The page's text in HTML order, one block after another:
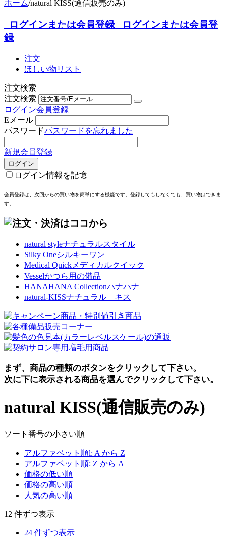
ホーム/natural KISS(通信販売のみ)
ログインまたは会員登録
ログインまたは会員登
録
注文
ほしい物リスト
注文検索
注文検索
ログイン会員登録
Eメール
パスワードパスワードを忘れました
新規会員登録
ログイン
ログイン情報を記憶
会員登録は、次回からの買い物を簡単にする機能です。登録してもしなくても、買い物はできま
す。
natural styleナチュラルスタイル
Silky Oneシルキーワン
Medical Quick メディカルクイック
Vesselかつら用の備品
HANAHANA Collectionハナハナ
natural-KISSナチュラル キス
まず、商品の種類のボタンをクリックして下さい。
次に下に表示される商品を選んでクリックして下さい。
natural KISS(通信販売のみ)
ソート番号の小さい順
アルファベット順l: A から Z
アルファベット順: Z から A
価格の低い順
価格の高い順
人気の高い順
12 件ずつ表示
24 件ずつ表示